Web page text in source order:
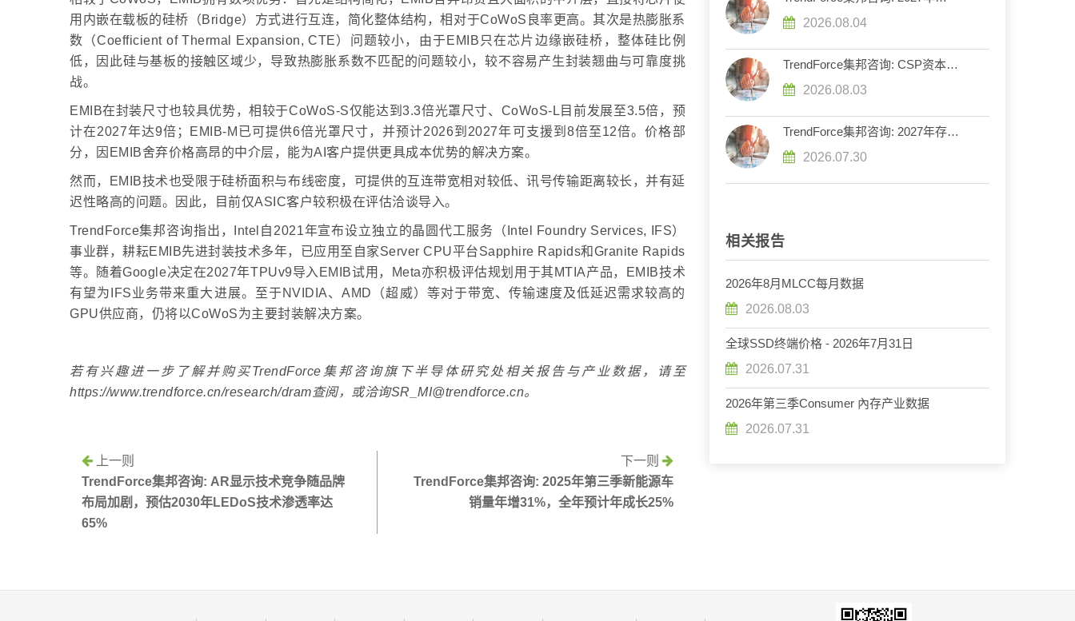
用内嵌在载板的硅桥（Bridge）方式进行互连，简化整体结构，相对于CoWoS良率更高。其次是热膨胀系
数（Coefficient of Thermal Expansion, CTE）问题较小，由于EMIB只在芯片边缘嵌硅桥，整体硅比例
低，因此硅与基板的接触区域少，导致热膨胀系数不匹配的问题较小，较不容易产生封装翘曲与可靠度挑
战。
EMIB在封装尺寸也较具优势，相较于CoWoS-S仅能达到3.3倍光罩尺寸、CoWoS-L目前发展至3.5倍，预
计在2027年达9倍；EMIB-M已可提供6倍光罩尺寸，并预计2026到2027年可支援到8倍至12倍。价格部
分，因EMIB舍弃价格高昂的中介层，能为AI客户提供更具成本优势的解决方案。
然而，EMIB技术也受限于硅桥面积与布线密度，可提供的互连带宽相对较低、讯号传输距离较长，并有延
迟性略高的问题。因此，目前仅ASIC客户较积极在评估洽谈导入。
TrendForce集邦咨询指出，Intel自2021年宣布设立独立的晶圆代工服务（Intel Foundry Services, IFS）
事业群，耕耘EMIB先进封装技术多年，已应用至自家Server CPU平台Sapphire Rapids和Granite Rapids
等。随着Google决定在2027年TPUv9导入EMIB试用，Meta亦积极评估规划用于其MTIA产品，EMIB技术
有望为IFS业务带来重大进展。至于NVIDIA、AMD（超威）等对于带宽、传输速度及低延迟需求较高的
GPU供应商，仍将以CoWoS为主要封装解决方案。
若有兴趣进一步了解并购买TrendForce集邦咨询旗下半导体研究处相关报告与产业数据，请至
https://www.trendforce.cn/research/dram查阅，或洽询SR_MI@trendforce.cn。
上一则
TrendForce集邦咨询: AR显示技术竞争随品牌
布局加剧，预估2030年LEDoS技术渗透率达
65%
下一则
TrendForce集邦咨询: 2025年第三季新能源车
销量年增31%，全年预计年成长25%
下调Rubin Ultra HBM配置
2026.08.04
TrendForce集邦咨询: CSP资本支
出货量增幅上调至近31%
2026.08.03
TrendForce集邦咨询: 2027年存储
紧缺、NAND Flash转趋宽松
2026.07.30
相关报告
2026年8月MLCC每月数据
2026.08.03
全球SSD终端价格 - 2026年7月31日
2026.07.31
2026年第三季Consumer 內存产业数据
2026.07.31